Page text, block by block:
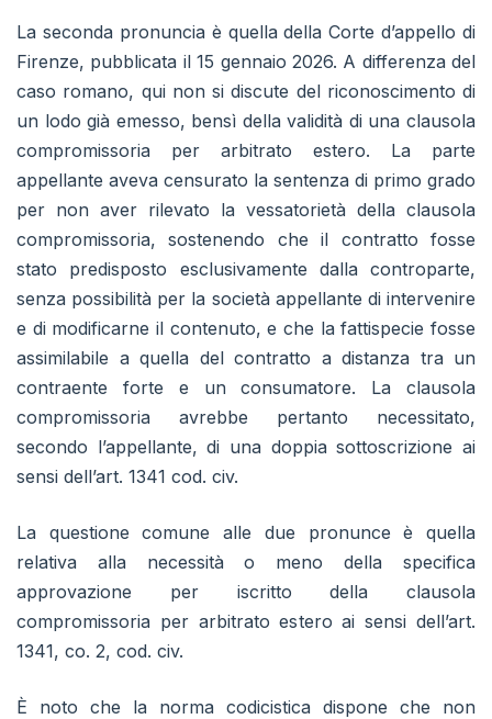
La seconda pronuncia è quella della Corte d’appello di
Firenze, pubblicata il 15 gennaio 2026. A differenza del
caso romano, qui non si discute del riconoscimento di
un lodo già emesso, bensì della validità di una clausola
compromissoria per arbitrato estero. La parte
appellante aveva censurato la sentenza di primo grado
per non aver rilevato la vessatorietà della clausola
compromissoria, sostenendo che il contratto fosse
stato predisposto esclusivamente dalla controparte,
senza possibilità per la società appellante di intervenire
e di modificarne il contenuto, e che la fattispecie fosse
assimilabile a quella del contratto a distanza tra un
contraente forte e un consumatore. La clausola
compromissoria avrebbe pertanto necessitato,
secondo l’appellante, di una doppia sottoscrizione ai
sensi dell’art. 1341 cod. civ.
La questione comune alle due pronunce è quella
relativa alla necessità o meno della specifica
approvazione per iscritto della clausola
compromissoria per arbitrato estero ai sensi dell’art.
1341, co. 2, cod. civ.
È noto che la norma codicistica dispone che non